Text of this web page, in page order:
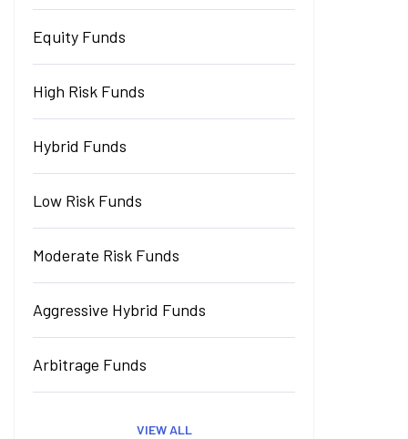
Equity Funds
High Risk Funds
Hybrid Funds
Low Risk Funds
Moderate Risk Funds
Aggressive Hybrid Funds
Arbitrage Funds
VIEW ALL